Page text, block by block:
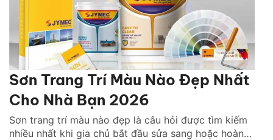
Sơn Trang Trí Màu Nào Đẹp Nhất
Cho Nhà Bạn 2026
Sơn trang trí màu nào đẹp là câu hỏi được tìm kiếm
nhiều nhất khi gia chủ bắt đầu sửa sang hoặc hoàn